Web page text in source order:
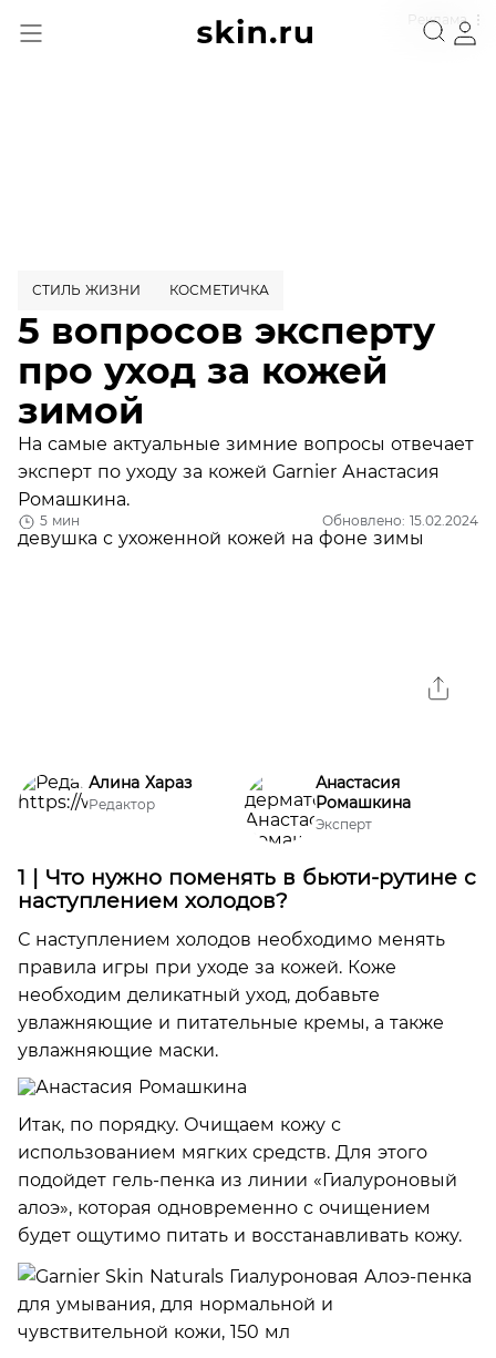
Реклама
5 мин Обновлено: 15.02.2024
СТИЛЬ ЖИЗНИ КОСМЕТИЧКА
5 вопросов эксперту
про уход за кожей
зимой
На самые актуальные зимние вопросы отвечает
эксперт по уходу за кожей Garnier Анастасия
Ромашкина.
Алина Хараз
Редактор
Анастасия
Ромашкина
Эксперт
1 | Что нужно поменять в бьюти-рутине с
наступлением холодов?
С наступлением холодов необходимо менять
правила игры при уходе за кожей. Коже
необходим деликатный уход, добавьте
увлажняющие и питательные кремы, а также
увлажняющие маски.
Итак, по порядку. Очищаем кожу с
использованием мягких средств. Для этого
подойдет гель-пенка из линии «Гиалуроновый
алоэ», которая одновременно с очищением
будет ощутимо питать и восстанавливать кожу.